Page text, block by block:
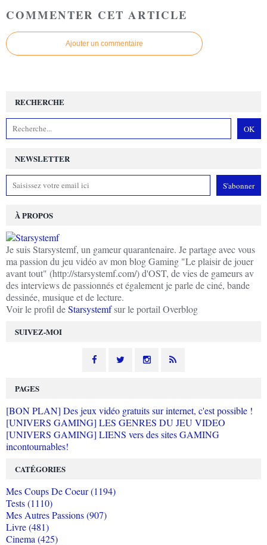
COMMENTER CET ARTICLE
Ajouter un commentaire
NEWSLETTER
SUIVEZ-MOI
RECHERCHE
À PROPOS
Je suis Starsystemf, un gameur quarantenaire. Je partage avec vous
ma passion du jeu vidéo av mon blog Gaming "Le plaisir de jouer
avant tout" (http://starsystemf.com/) d'OST, de vies de gameurs av
des interviews de passionnés et également je parle de ciné, bande
dessinée, musique et de lecture.
Voir le profil deStarsystemfsur le portail Overblog
PAGES
[BON PLAN] Des jeux vidéo gratuits sur internet, c'est possible !
[UNIVERS GAMING] LES GENRES DU JEU VIDEO
[UNIVERS GAMING] LIENS vers des sites GAMING
incontournables!
CATÉGORIES
Mes Coups De Coeur (1194)
Tests (1110)
Mes Autres Passions (907)
Livre (481)
Cinema (425)